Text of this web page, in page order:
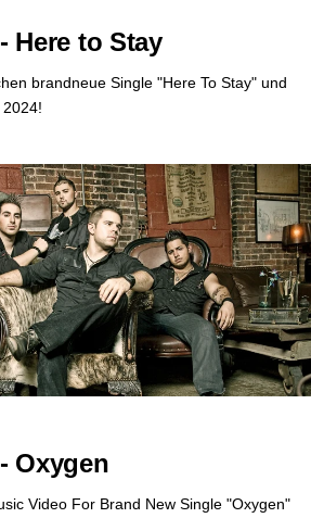
Here to Stay
brandneue Single "Here To Stay" und
Oxygen
Video For Brand New Single "Oxygen"